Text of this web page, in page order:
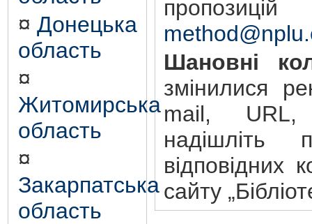
¤ Донецька
область
¤
Житомирська
область
¤
Закарпатська
область
Шановні
змінилися
mail,
надішліть
відповідних
сайту